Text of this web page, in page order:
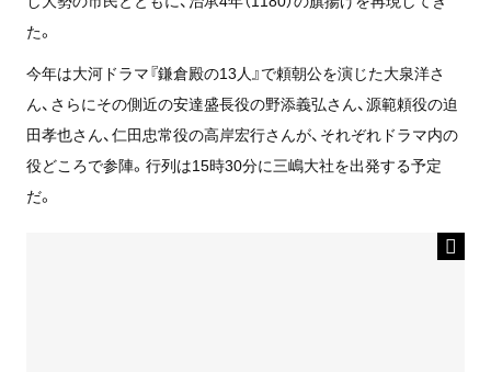
た。
今年は大河ドラマ『鎌倉殿の13人』で頼朝公を演じた大泉洋さ
ん、さらにその側近の安達盛長役の野添義弘さん、源範頼役の迫
田孝也さん、仁田忠常役の高岸宏行さんが、それぞれドラマ内の
役どころで参陣。行列は15時30分に三嶋大社を出発する予定
だ。